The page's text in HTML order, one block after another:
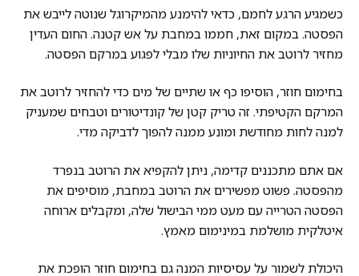
כשמגיע הרגע לחמם, כדאי להימנע מהמיקרוגל שנוטה לייבש את
הפסטה. במקום זאת, חממו במחבת על אש קטנה. החום העדין
מחזיר לרוטב את החיוניות שלו מבלי לפגוע במרקם הפסטה.
בחימום חוזר, הוסיפו כף או שתיים של מים כדי להחזיר לרוטב את
המרקם הקטיפתי. זה טריק קטן של קונדיטורים וטבחים שמעניק
למנה לחות מחודשת ומונע ממנה להפוך לדביקה מדי.
אם אתם מתכננים קדימה, ניתן להקפיא את הרוטב בנפרד
מהפסטה. פשוט מפשירים את הרוטב במחבת, מוסיפים את
הפסטה הטרייה עם מעט ממי הבישול שלה, ומקבלים ארוחה
איטלקית מושלמת במינימום מאמץ.
היכולת לשמור על עסיסיות המנה גם בחימום חוזר הופכת את